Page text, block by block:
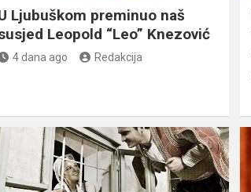
Ljubuškom preminuo naš
Leopold “Leo” Knezović
4 dana ago Redakcija